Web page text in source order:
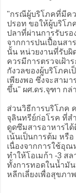
"กรณีผู้บริโภคที่มีคว
ปรอท ขอให้ผู้บริโภ
ปลาที่ผ่านการรับรอ
จากการปนเปื้อนสา
นั้น หน่วยงานที่รับผิ
ควรมีการตรวจเฝ้า
กังวลของผู้บริโภคเ
เพียงพอ ซึ่งจะสาม
ขึ้น" ผศ.ดร.จุฑา กล่
ส่วนวิธีการบริโภค
จุลินทรีย์ก่อโรค ที่ส
ดูดซึมสารอาหารไ
เน้นเป็นการต้ม หรื
เนื่องจากการใช้อุณ
ทำให้โอเมก้า -3 ส
ทั้งการทอดในน้ำมั
หลีกเลี่ยงเพื่อสุขภาพ